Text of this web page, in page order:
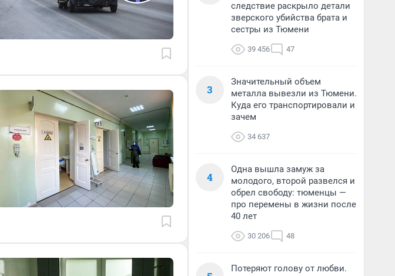
следствие раскрыло детали
зверского убийства брата и
сестры из Тюмени
39 456 47
3
Значительный объем
металла вывезли из Тюмени.
Куда его транспортировали и
зачем
34 637
4
Одна вышла замуж за
молодого, второй развелся и
обрел свободу: тюменцы —
про перемены в жизни после
40 лет
30 206 48
Потеряют голову от любви.